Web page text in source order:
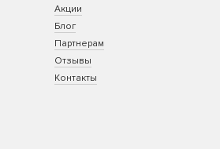
Акции
Блог
Партнерам
Отзывы
Контакты